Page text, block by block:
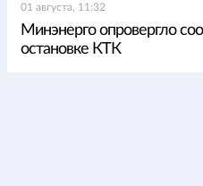
01 августа, 11:32
Минэнерго опровергло
остановке КТК